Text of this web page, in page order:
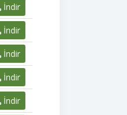
İndir
İndir
İndir
İndir
İndir